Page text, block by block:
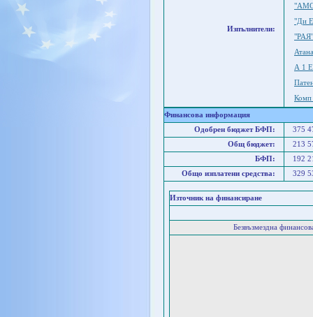
Изпълнители:
"АМС
"Ди
А 1
Финансова информация
Одобрен бюджет БФП:
375
Общ бюджет:
213
БФП:
192
Общо изплатени средства:
329
Източник на финансиране
Безвъзмездна